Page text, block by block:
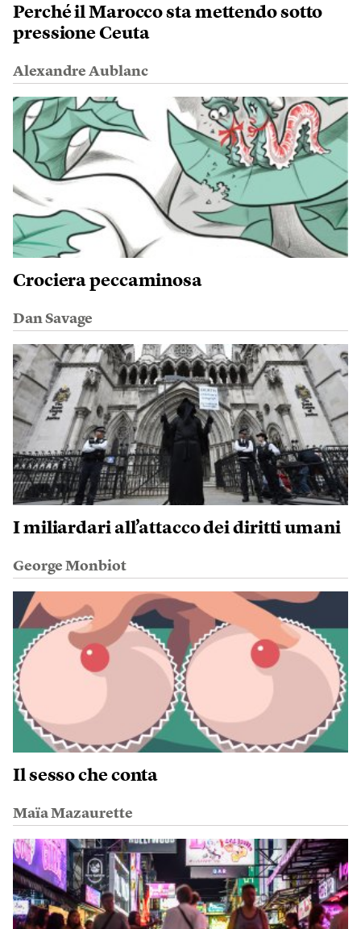
Perché il Marocco sta mettendo sotto
pressione Ceuta
Alexandre Aublanc
Crociera peccaminosa
Dan Savage
I miliardari all’attacco dei diritti umani
George Monbiot
Il sesso che conta
Maïa Mazaurette